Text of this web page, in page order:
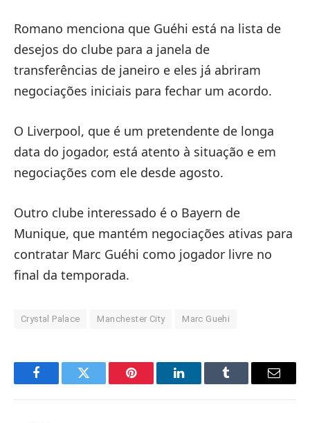
Romano menciona que Guéhi está na lista de
desejos do clube para a janela de
transferências de janeiro e eles já abriram
negociações iniciais para fechar um acordo.
O Liverpool, que é um pretendente de longa
data do jogador, está atento à situação e em
negociações com ele desde agosto.
Outro clube interessado é o Bayern de
Munique, que mantém negociações ativas para
contratar Marc Guéhi como jogador livre no
final da temporada.
Crystal Palace Manchester City Marc Guehi
FacebookTwitter Pinterest LinkedInTumblr Email